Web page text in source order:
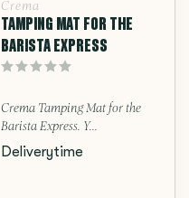
Crema
TAMPING MAT FOR THE
BARISTA EXPRESS
Crema Tamping Mat for the
Barista Express. Y...
Deliverytime